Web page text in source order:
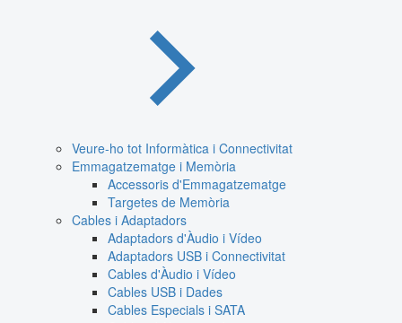
Veure-ho tot Informàtica i Connectivitat
Emmagatzematge i Memòria
Accessoris d'Emmagatzematge
Targetes de Memòria
Cables i Adaptadors
Adaptadors d'Àudio i Vídeo
Adaptadors USB i Connectivitat
Cables d'Àudio i Vídeo
Cables USB i Dades
Cables Especials i SATA